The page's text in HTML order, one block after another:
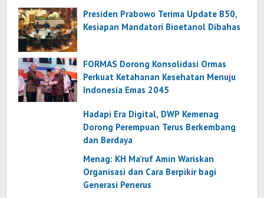
Presiden Prabowo Terima Update B50,
Kesiapan Mandatori Bioetanol Dibahas
FORMAS Dorong Konsolidasi Ormas
Perkuat Ketahanan Kesehatan Menuju
Indonesia Emas 2045
Hadapi Era Digital, DWP Kemenag
Dorong Perempuan Terus Berkembang
dan Berdaya
Menag: KH Ma’ruf Amin Wariskan
Organisasi dan Cara Berpikir bagi
Generasi Penerus